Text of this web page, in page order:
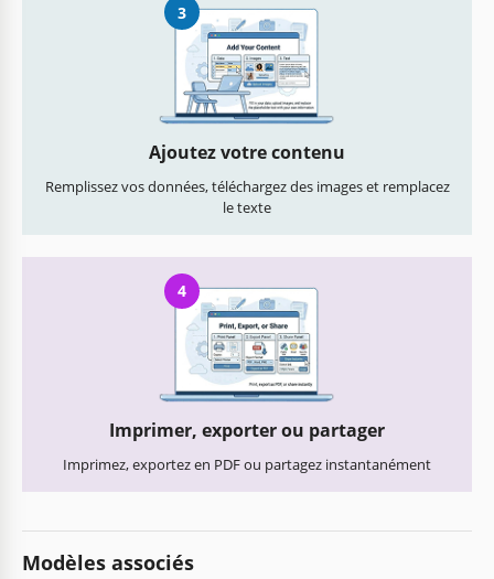
3
Ajoutez votre contenu
Remplissez vos données, téléchargez des images et remplacez
le texte
4
Imprimer, exporter ou partager
Imprimez, exportez en PDF ou partagez instantanément
Modèles associés